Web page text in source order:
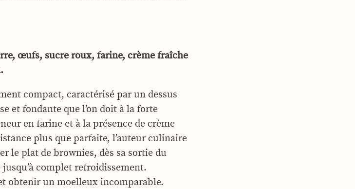
œufs, sucre roux, farine, crème fraîche
compact, caractérisé par un dessus
et fondante que l’on doit à la forte
en farine et à la présence de crème
plus que parfaite, l’auteur culinaire
le plat de brownies, dès sa sortie du
jusqu’à complet refroidissement.
obtenir un moelleux incomparable.